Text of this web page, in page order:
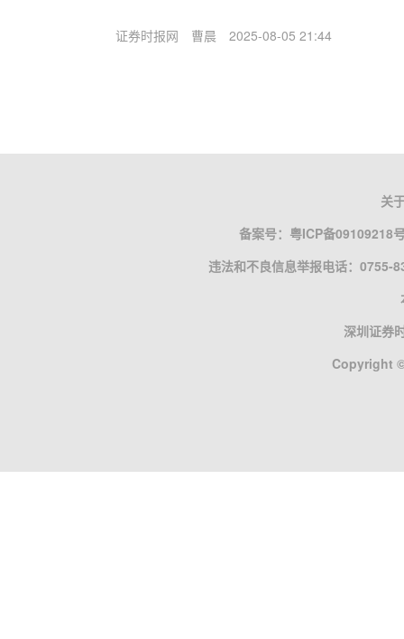
证券时报网 曹晨 2025-08-05 21:44
关
备案号： 粤ICP备09109218
违法和不良信息举报电话：0755-
深圳证券
Copyright